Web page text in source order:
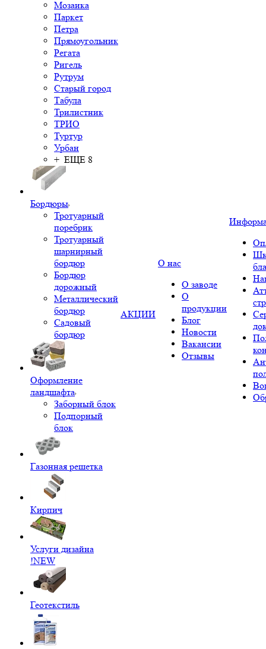
Мозаика
Паркет
Петра
Прямоугольник
Регата
Ригель
Рутрум
Старый город
Табула
Трилистник
ТРИО
Туртур
Урбан
+ ЕЩЕ 8
Бордюры
Тротуарный
поребрик
Тротуарный
шарнирный
бордюр
Бордюр
дорожный
Металлический
бордюр
Садовый
бордюр
Оформление
ландшафта
Заборный блок
Подпорный
блок
Газонная решетка
Кирпич
Услуги дизайна
!NEW
Геотекстиль
АКЦИИ
О нас
О заводе
О
продукции
Блог
Новости
Вакансии
Отзывы